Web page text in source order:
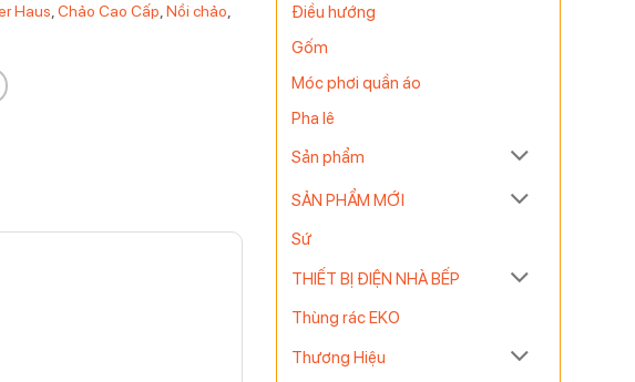
Điều hướng
Gốm
Móc phơi quần áo
Pha lê
Sản phẩm
SẢN PHẨM MỚI
Sứ
THIẾT BỊ ĐIỆN NHÀ BẾP
Thùng rác EKO
Thương Hiệu
Haus,Chảo Cao Cấp,Nồi chảo,